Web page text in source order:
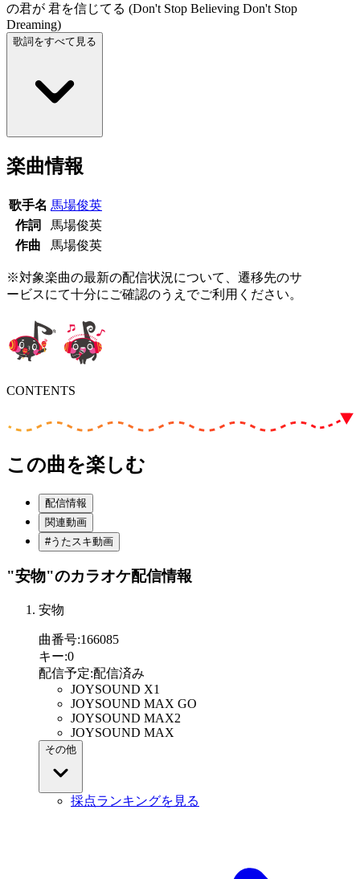
の君が 君を信じてる (Don't Stop Believing Don't Stop
Dreaming)
歌詞をすべて見る
楽曲情報
歌手名 馬場俊英
作詞
馬場俊英
作曲
馬場俊英
※対象楽曲の最新の配信状況について、遷移先のサ
ービスにて十分にご確認のうえでご利用ください。
CONTENTS
この曲を楽しむ
配信情報
関連動画
#うたスキ動画
"安物"のカラオケ配信情報
安物
曲番号:166085
キー:0
配信予定:配信済み
JOYSOUND X1
JOYSOUND MAX GO
JOYSOUND MAX2
JOYSOUND MAX
その他
採点ランキングを見る